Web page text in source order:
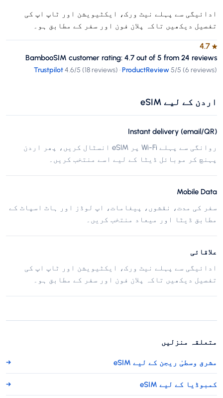
ادائیگی سے پہلے نیٹ ورک، ایکٹیویشن اور ٹاپ اپ کی
تفصیل دیکھیں تاکہ پلان فون اور سفر کے مطابق ہو۔
★
4.7
BambooSIM customer rating: 4.7 out of 5 from 24 reviews
Trustpilot4.6/5 (18 reviews) ·ProductReview5/5 (6 reviews)
اردن کے لیے eSIM
Instant delivery (email/QR)
روانگی سے پہلے Wi-Fi پر eSIM انسٹال کریں، پھر اردن
پہنچ کر موبائل ڈیٹا کے لیے اسے منتخب کریں۔
Mobile Data
سفر کی مدت، نقشوں، پیغامات، اپ لوڈز اور ہاٹ اسپاٹ کے
مطابق ڈیٹا اور میعاد منتخب کریں۔
علاقائی
ادائیگی سے پہلے نیٹ ورک، ایکٹیویشن اور ٹاپ اپ کی
تفصیل دیکھیں تاکہ پلان فون اور سفر کے مطابق ہو۔
متعلقہ منزلیں
مشرق وسطیٰ ریجن کے لیے eSIM →
کمبوڈیا کے لیے eSIM →